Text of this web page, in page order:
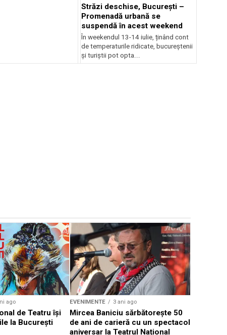
Străzi deschise, București –
Promenadă urbană se
suspendă în acest weekend
În weekendul 13-14 iulie, ținând cont
de temperaturile ridicate, bucureștenii
și turiștii pot opta...
ago
de Teatru își
la București
EVENIMENTE 3 ani ago
Mircea Baniciu sărbătorește 50
de ani de carieră cu un spectacol
aniversar la Teatrul Național